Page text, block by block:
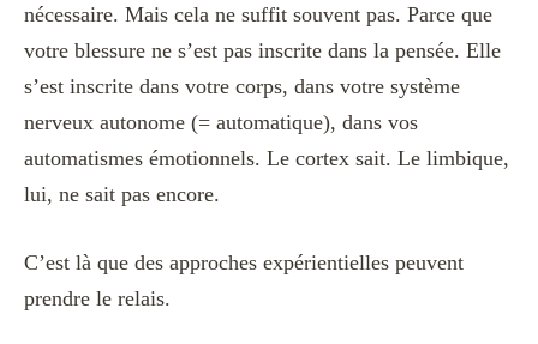
nécessaire. Mais cela ne suffit souvent pas. Parce que
votre blessure ne s’est pas inscrite dans la pensée. Elle
s’est inscrite dans votre corps, dans votre système
nerveux autonome (= automatique), dans vos
automatismes émotionnels. Le cortex sait. Le limbique,
lui, ne sait pas encore.
C’est là que des approches expérientielles peuvent
prendre le relais.